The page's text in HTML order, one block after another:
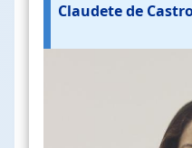
Claudete de